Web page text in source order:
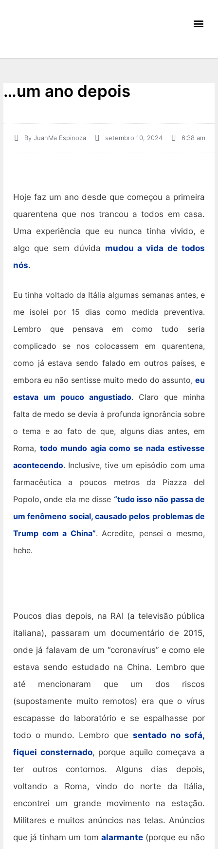
…um ano depois
By JuanMa Espinoza setembro 10, 2024 6:38 am
Hoje faz um ano desde que começou a primeira
quarentena que nos trancou a todos em casa.
Uma experiência que eu nunca tinha vivido, e
algo que sem dúvida mudou a vida de todos
nós.
Eu tinha voltado da Itália algumas semanas antes, e
me isolei por 15 dias como medida preventiva.
Lembro que pensava em como tudo seria
complicado se nos colocassem em quarentena,
como já estava sendo falado em outros países, e
embora eu não sentisse muito medo do assunto, eu
estava um pouco angustiado. Claro que minha
falta de medo se devia à profunda ignorância sobre
o tema e ao fato de que, alguns dias antes, em
Roma, todo mundo agia como se nada estivesse
acontecendo. Inclusive, tive um episódio com uma
farmacêutica a poucos metros da Piazza del
Popolo, onde ela me disse “tudo isso não passa de
um fenômeno social, causado pelos problemas de
Trump com a China”. Acredite, pensei o mesmo,
hehe.
Poucos dias depois, na RAI (a televisão pública
italiana), passaram um documentário de 2015,
onde já falavam de um “coronavírus” e como ele
estava sendo estudado na China. Lembro que
até mencionaram que um dos riscos
(supostamente muito remotos) era que o vírus
escapasse do laboratório e se espalhasse por
todo o mundo. Lembro que sentado no sofá,
fiquei consternado, porque aquilo começava a
ter outros contornos. Alguns dias depois,
voltando a Roma, vindo do norte da Itália,
encontrei um grande movimento na estação.
Militares e muitos anúncios nas telas. Anúncios
que já tinham um tom alarmante(porque eu não